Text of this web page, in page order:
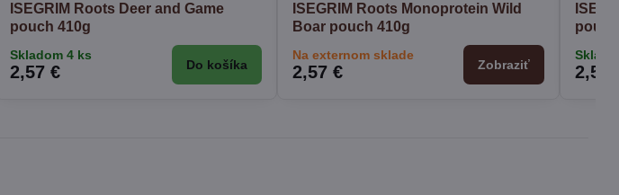
ISEGRIM Roots Deer and Game
pouch 410g
Skladom 4 ks
2,57 € Do košíka
ISEGRIM Roots Monoprotein Wild
Boar pouch 410g
Na externom sklade
2,57 € Zobraziť 2,57